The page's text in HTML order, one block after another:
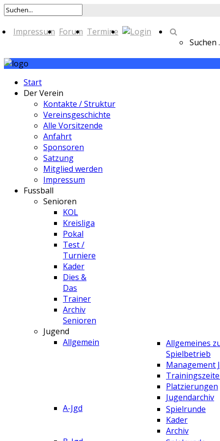
Impressum Forum Termine
Suchen
Start
Der Verein
Kontakte / Struktur
Vereinsgeschichte
Alle Vorsitzende
Anfahrt
Sponsoren
Satzung
Mitglied werden
Impressum
Fussball
Senioren
KOL
Kreisliga
Pokal
Test /
Turniere
Kader
Dies &
Das
Trainer
Archiv
Senioren
Jugend
Allgemein
Allgemeines
Spielbetrieb
Management
Platzierungen
Jugendarchiv
A-Jgd
Spielrunde
Kader
Archiv